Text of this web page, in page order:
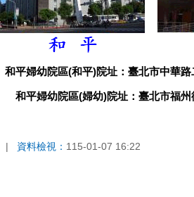
和平婦幼院區(和平)院址：臺北市中華路
和平婦幼院區(婦幼)院址：臺北市福州
資料檢視： 115-01-07 16:22